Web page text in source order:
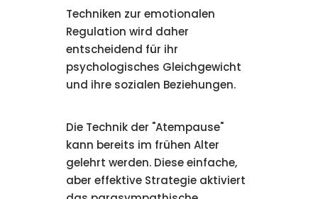
Techniken zur emotionalen
Regulation wird daher
entscheidend für ihr
psychologisches Gleichgewicht
und ihre sozialen Beziehungen.
Die Technik der "Atempause"
kann bereits im frühen Alter
gelehrt werden. Diese einfache,
aber effektive Strategie aktiviert